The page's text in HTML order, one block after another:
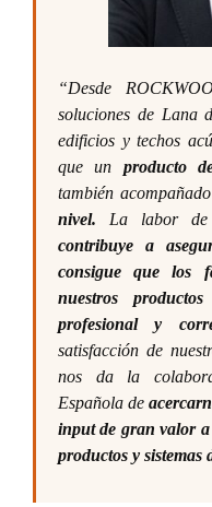
“Desde
soluciones de Lana
edificios y techos
que un producto
también
nivel. La labor de
contribuye a
consigue que los
nuestros
profesional y
satisfacción de
nos da la
Española de
input de gran valor
productos y sistemas